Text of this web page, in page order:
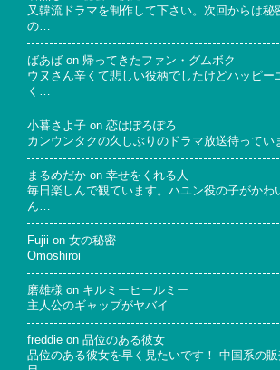
又韓流ドラマを制作して下さい。次回からは秘
の…
ばあば on 帰ってきたファン・グムボク
ウヌさん辛くて悲しい役柄でしたけどハッピー
く…
小暮さよ子 on 恋はぽろぽろ
カンウンタクの久しぶりのドラマ放送待ってい
まるめだか on 幸せをくれる人
毎日楽しんで観ています。ハユン役の子がかわ
ん…
Fujii on 女の秘密
Omoshiroi
磨雄様 on キルミーヒールミー
主人公のギャップがヤバイ
freddie on 品位のある彼女
品位のある彼女を早く見たいです！ 中国系の